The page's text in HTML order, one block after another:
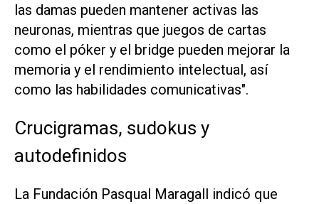
las damas pueden mantener activas las
neuronas, mientras que juegos de cartas
como el póker y el bridge pueden mejorar la
memoria y el rendimiento intelectual, así
como las habilidades comunicativas".
Crucigramas, sudokus y
autodefinidos
La Fundación Pasqual Maragall indicó que